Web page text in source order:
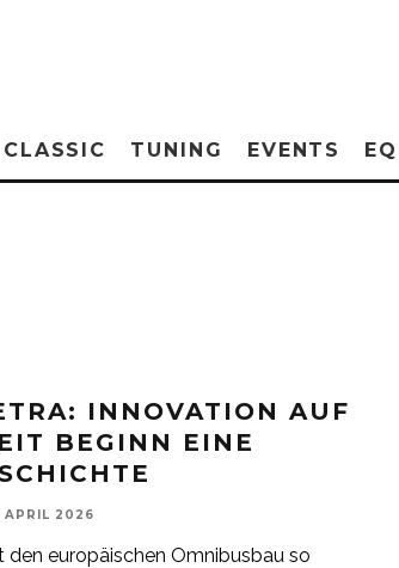
CLASSIC TUNING EVENTS EQ
INNOVATION AUF
BEGINN EINE
APRIL 2026
den europäischen Omnibusbau so